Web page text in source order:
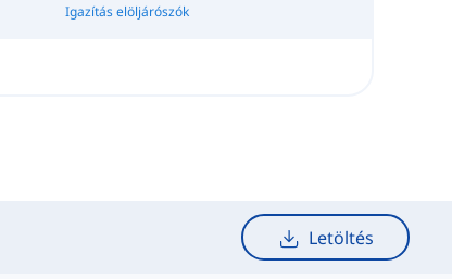
Igazítás elöljárószók
Letöltés